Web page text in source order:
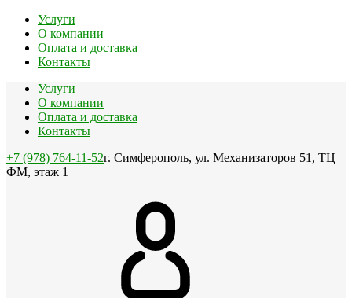
Услуги
О компании
Оплата и доставка
Контакты
Услуги
О компании
Оплата и доставка
Контакты
+7 (978) 764-11-52г. Симферополь, ул. Механизаторов 51, ТЦ
ФМ, этаж 1